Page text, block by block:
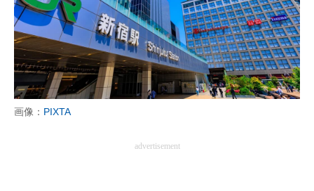
画像： PIXTA
advertisement